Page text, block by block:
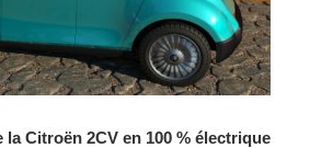
la Citroën 2CV en 100 % électrique